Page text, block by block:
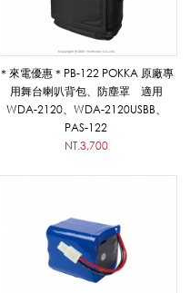
＊來電優惠＊PB-122 POKKA 原廠專
用舞台喇叭背包、防塵罩 適用
WDA-2120、WDA-2120USBB、
PAS-122
NT.3,700